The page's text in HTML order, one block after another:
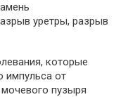
уретры, разрыв
которые
импульса от
пузыря